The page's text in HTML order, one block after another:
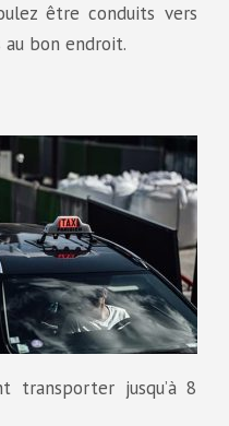
être conduits vers
au bon endroit.
transporter jusqu’à 8